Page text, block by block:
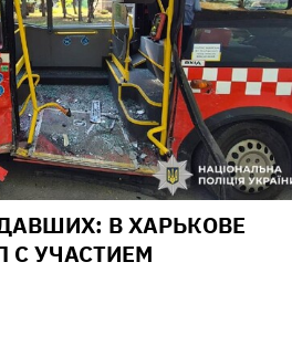
В ХАРЬКОВЕ
С УЧАСТИЕМ